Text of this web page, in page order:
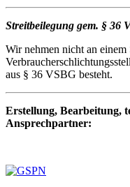
Streitbeilegung gem. § 36
Wir nehmen nicht an
aus § 36 VSBG besteht.
Erstellung, Bearbeitung,
Ansprechpartner: